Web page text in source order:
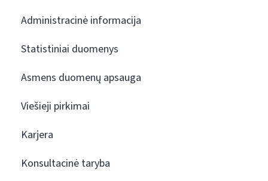
Administracinė informacija
Statistiniai duomenys
Asmens duomenų apsauga
Viešieji pirkimai
Karjera
Konsultacinė taryba